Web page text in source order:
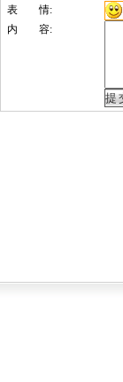
表 情:
内 容: